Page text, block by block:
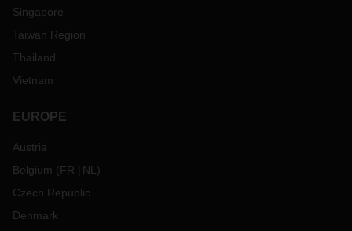
Singapore
Taiwan Region
Thailand
Vietnam
EUROPE
Austria
Belgium (FR NL )
Czech Republic
Denmark